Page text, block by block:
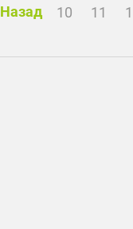
Назад 10 11